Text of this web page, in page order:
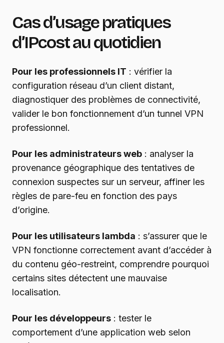
Cas d’usage pratiques
d’IPcost au quotidien
Pour les professionnels IT : vérifier la
configuration réseau d’un client distant,
diagnostiquer des problèmes de connectivité,
valider le bon fonctionnement d’un tunnel VPN
professionnel.
Pour les administrateurs web : analyser la
provenance géographique des tentatives de
connexion suspectes sur un serveur, affiner les
règles de pare-feu en fonction des pays
d’origine.
Pour les utilisateurs lambda : s’assurer que le
VPN fonctionne correctement avant d’accéder à
du contenu géo-restreint, comprendre pourquoi
certains sites détectent une mauvaise
localisation.
Pour les développeurs : tester le
comportement d’une application web selon